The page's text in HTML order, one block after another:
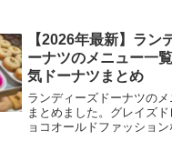
【2026年最新】ラン
ーナツのメニュー一
気ドーナツまとめ
ランディーズドーナツの
まとめました。グレイズ
ョコオールドファッショ